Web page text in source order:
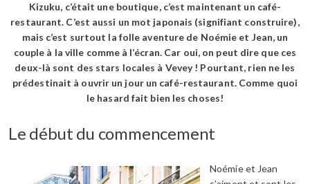
Kizuku, c’était une boutique, c’est maintenant un café-
restaurant. C’est aussi un mot japonais (signifiant construire),
mais c’est surtout la folle aventure de Noémie et Jean, un
couple à la ville comme à l’écran. Car oui, on peut dire que ces
deux-là sont des stars locales à Vevey ! Pourtant, rien ne les
prédestinait à ouvrir un jour un café-restaurant. Comme quoi
le hasard fait bien les choses!
Le début du commencement
Noémie et Jean